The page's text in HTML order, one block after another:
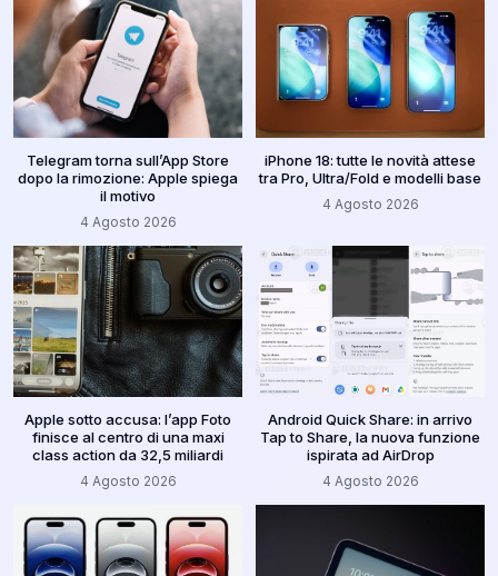
Telegram torna sull’App Store
dopo la rimozione: Apple spiega
il motivo
4 Agosto 2026
iPhone 18: tutte le novità attese
tra Pro, Ultra/Fold e modelli base
4 Agosto 2026
Apple sotto accusa: l’app Foto
finisce al centro di una maxi
class action da 32,5 miliardi
4 Agosto 2026
Android Quick Share: in arrivo
Tap to Share, la nuova funzione
ispirata ad AirDrop
4 Agosto 2026